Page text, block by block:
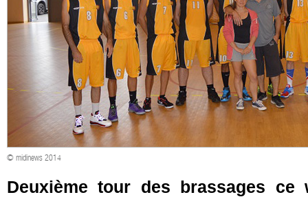
© midinews 2014
Deuxième tour des brassages ce